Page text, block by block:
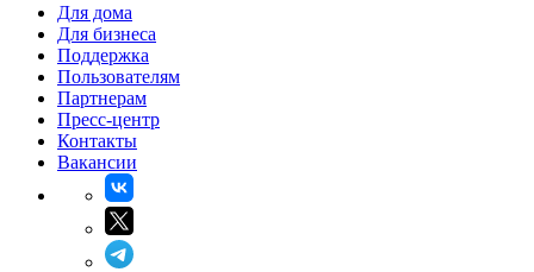
Для дома
Для бизнеса
Поддержка
Пользователям
Партнерам
Пресс-центр
Контакты
Вакансии